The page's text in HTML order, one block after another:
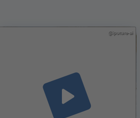
@iputure-ai
play_arrow